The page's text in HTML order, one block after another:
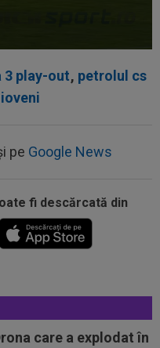
3 play-out, petrolul cs
pe Google News
fi descărcată din
care a explodat în
accidentarea